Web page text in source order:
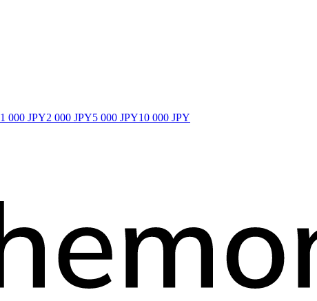
1 000 JPY2 000 JPY5 000 JPY10 000 JPY